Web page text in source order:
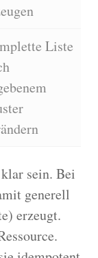
Liste
sein. Bei
generell
erzeugt.